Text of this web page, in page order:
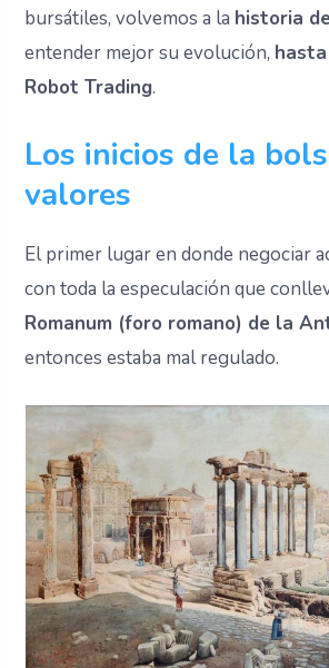
bursátiles, volvemos a la historia
entender mejor su evolución,
Robot Trading.
Los inicios de la
valores
El primer lugar en donde negociar
con toda la especulación que
Romanum (foro romano) de la
entonces estaba mal regulado.